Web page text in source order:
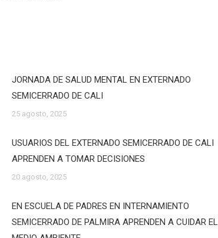
JORNADA DE SALUD MENTAL EN EXTERNADO
SEMICERRADO DE CALI
25 agosto, 2025
USUARIOS DEL EXTERNADO SEMICERRADO DE CALI
APRENDEN A TOMAR DECISIONES
20 agosto, 2025
EN ESCUELA DE PADRES EN INTERNAMIENTO
SEMICERRADO DE PALMIRA APRENDEN A CUIDAR EL